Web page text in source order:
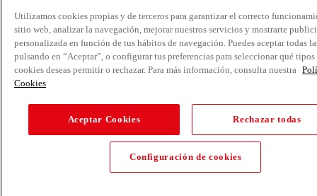
Utilizamos cookies propias y de terceros para garantizar el correcto
sitio web, analizar la navegación, mejorar nuestros servicios y mostrarte
personalizada en función de tus hábitos de navegación. Puedes aceptar todas
pulsando en “Aceptar”, o configurar tus preferencias para seleccionar qué tipos
cookies deseas permitir o rechazar. Para más información, consulta nuestra
Cookies
Aceptar Cookies Rechazar todas
Configuración de cookies